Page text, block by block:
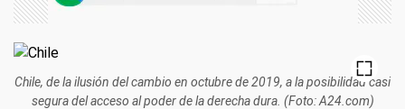
Chile, de la ilusión del cambio en octubre de 2019, a la posibilidad casi
segura del acceso al poder de la derecha dura. (Foto: A24.com)